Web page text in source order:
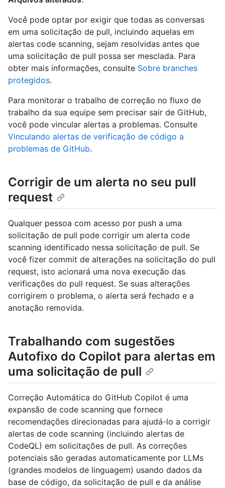
Você pode optar por exigir que todas as conversas
em uma solicitação de pull, incluindo aquelas em
alertas code scanning, sejam resolvidas antes que
uma solicitação de pull possa ser mesclada. Para
obter mais informações, consulte Sobre branches
protegidos.
Para monitorar o trabalho de correção no fluxo de
trabalho da sua equipe sem precisar sair de GitHub,
você pode vincular alertas a problemas. Consulte
Vinculando alertas de verificação de código a
problemas de GitHub.
Corrigir de um alerta no seu pull
request
Qualquer pessoa com acesso por push a uma
solicitação de pull pode corrigir um alerta code
scanning identificado nessa solicitação de pull. Se
você fizer commit de alterações na solicitação do pull
request, isto acionará uma nova execução das
verificações do pull request. Se suas alterações
corrigirem o problema, o alerta será fechado e a
anotação removida.
Trabalhando com sugestões
Autofixo do Copilot para alertas em
uma solicitação de pull
Correção Automática do GitHub Copilot é uma
expansão de code scanning que fornece
recomendações direcionadas para ajudá-lo a corrigir
alertas de code scanning ​​(incluindo alertas de
CodeQL) em solicitações de pull. As correções
potenciais são geradas automaticamente por LLMs
(grandes modelos de linguagem) usando dados da
base de código, da solicitação de pull e da análise